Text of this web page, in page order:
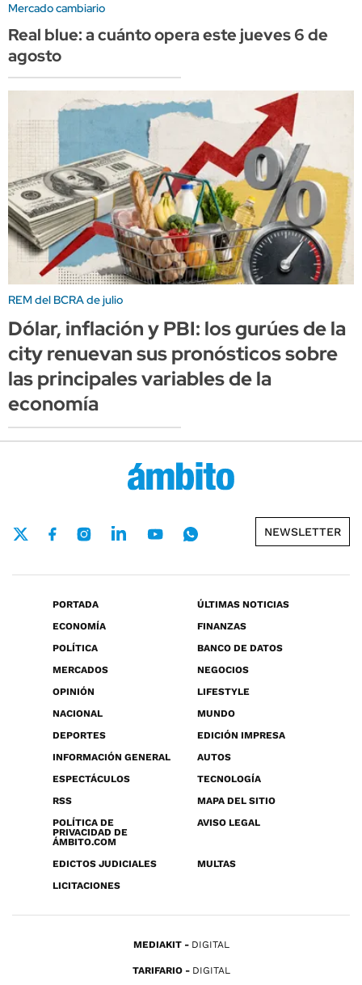
Mercado cambiario
Real blue: a cuánto opera este jueves 6 de
agosto
REM del BCRA de julio
Dólar, inflación y PBI: los gurúes de la
city renuevan sus pronósticos sobre
las principales variables de la
economía
NEWSLETTER
PORTADA
ÚLTIMAS NOTICIAS
ECONOMÍA
FINANZAS
POLÍTICA
BANCO DE DATOS
MERCADOS
NEGOCIOS
OPINIÓN
LIFESTYLE
NACIONAL
MUNDO
DEPORTES
EDICIÓN IMPRESA
INFORMACIÓN GENERAL
AUTOS
ESPECTÁCULOS
TECNOLOGÍA
RSS
MAPA DEL SITIO
POLÍTICA DE
PRIVACIDAD DE
ÁMBITO.COM
AVISO LEGAL
EDICTOS JUDICIALES
MULTAS
LICITACIONES
MEDIAKIT DIGITAL
TARIFARIO DIGITAL